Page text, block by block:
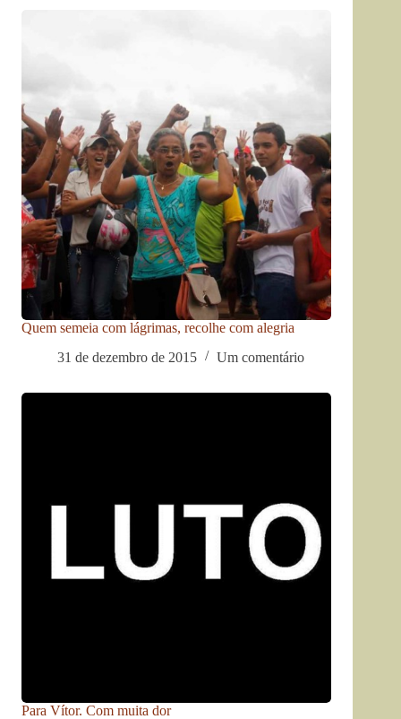
Quem semeia com lágrimas, recolhe com alegria
31 de dezembro de 2015
Um comentário
Para Vítor. Com muita dor